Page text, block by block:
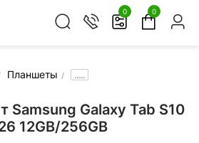
0 0
Планшеты .....
Samsung Galaxy Tab S10
12GB/256GB